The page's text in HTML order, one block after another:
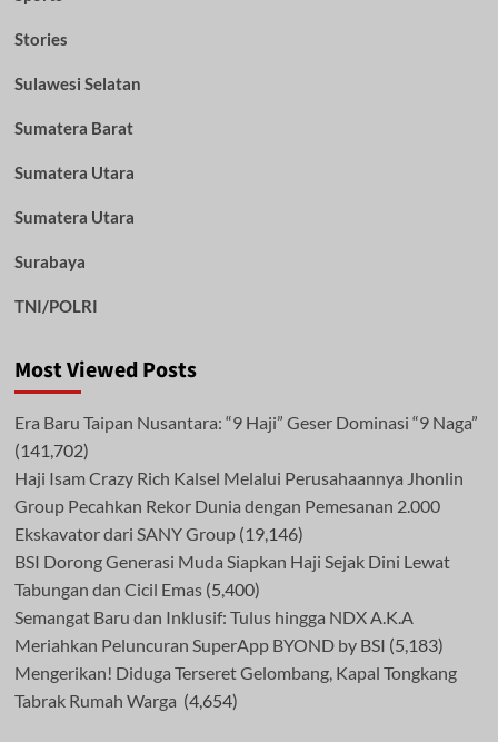
Stories
Sulawesi Selatan
Sumatera Barat
Sumatera Utara
Sumatera Utara
Surabaya
TNI/POLRI
Most Viewed Posts
Era Baru Taipan Nusantara: “9 Haji” Geser Dominasi “9 Naga”
(141,702)
Haji Isam Crazy Rich Kalsel Melalui Perusahaannya Jhonlin
Group Pecahkan Rekor Dunia dengan Pemesanan 2.000
Ekskavator dari SANY Group (19,146)
BSI Dorong Generasi Muda Siapkan Haji Sejak Dini Lewat
Tabungan dan Cicil Emas (5,400)
Semangat Baru dan Inklusif: Tulus hingga NDX A.K.A
Meriahkan Peluncuran SuperApp BYOND by BSI (5,183)
Mengerikan! Diduga Terseret Gelombang, Kapal Tongkang
Tabrak Rumah Warga (4,654)